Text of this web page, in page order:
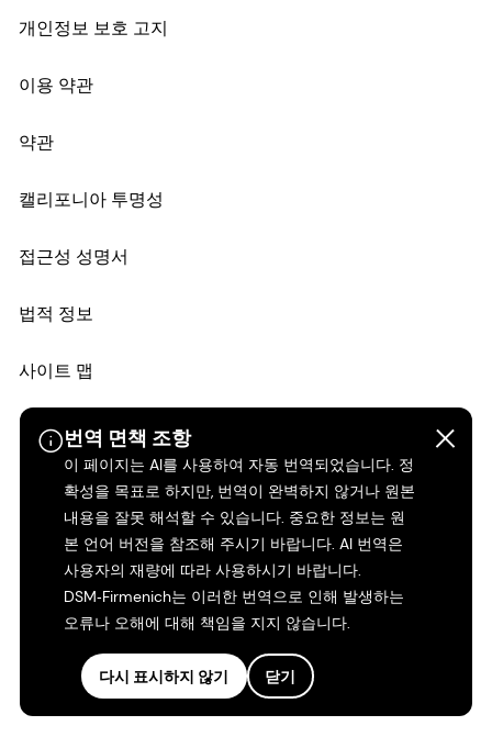
번역 면책 조항
이 페이지는 AI를 사용하여 자동 번역되었습니다. 정
확성을 목표로 하지만, 번역이 완벽하지 않거나 원본
내용을 잘못 해석할 수 있습니다. 중요한 정보는 원
본 언어 버전을 참조해 주시기 바랍니다. AI 번역은
사용자의 재량에 따라 사용하시기 바랍니다.
DSM‑Firmenich는 이러한 번역으로 인해 발생하는
오류나 오해에 대해 책임을 지지 않습니다.
다시 표시하지 않기 닫기
개인정보 보호 고지
이용 약관
약관
캘리포니아 투명성
접근성 성명서
법적 정보
사이트 맵